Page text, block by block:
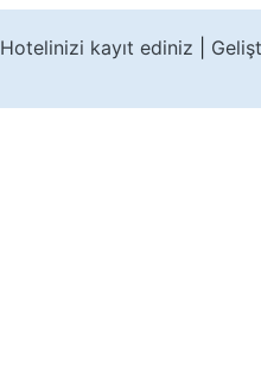
Hotelinizi kayıt ediniz